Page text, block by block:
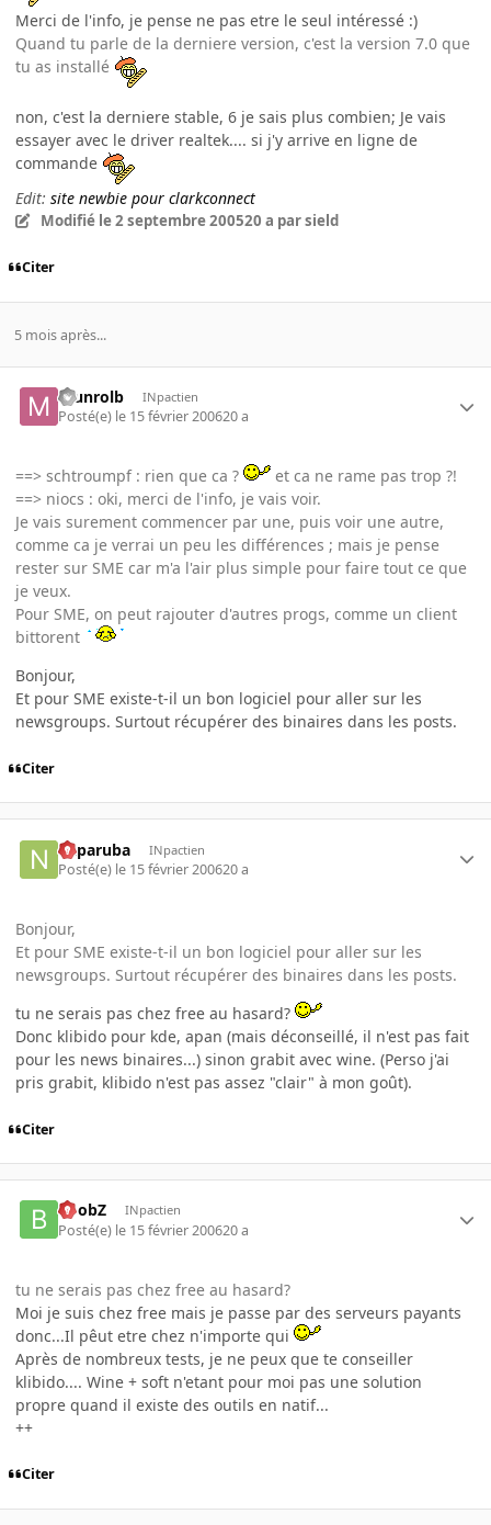
Merci de l'info, je pense ne pas etre le seul intéressé :)
Quand tu parle de la derniere version, c'est la version 7.0 que
tu as installé
non, c'est la derniere stable, 6 je sais plus combien; Je vais
essayer avec le driver realtek.... si j'y arrive en ligne de
commande
Edit: site newbie pour clarkconnect
Modifié le 2 septembre 200520 a par sield
Citer
5 mois après...
munrolb INpactien
Posté(e) le 15 février 200620 a
==> schtroumpf : rien que ca ?
et ca ne rame pas trop ?!
==> niocs : oki, merci de l'info, je vais voir.
Je vais surement commencer par une, puis voir une autre,
comme ca je verrai un peu les différences ; mais je pense
rester sur SME car m'a l'air plus simple pour faire tout ce que
je veux.
Pour SME, on peut rajouter d'autres progs, comme un client
bittorent
Bonjour,
Et pour SME existe-t-il un bon logiciel pour aller sur les
newsgroups. Surtout récupérer des binaires dans les posts.
Citer
naparuba INpactien
Posté(e) le 15 février 200620 a
Bonjour,
Et pour SME existe-t-il un bon logiciel pour aller sur les
newsgroups. Surtout récupérer des binaires dans les posts.
tu ne serais pas chez free au hasard?
Donc klibido pour kde, apan (mais déconseillé, il n'est pas fait
pour les news binaires...) sinon grabit avec wine. (Perso j'ai
pris grabit, klibido n'est pas assez "clair" à mon goût).
Citer
BoobZ INpactien
Posté(e) le 15 février 200620 a
tu ne serais pas chez free au hasard?
Moi je suis chez free mais je passe par des serveurs payants
donc...Il pêut etre chez n'importe qui
Après de nombreux tests, je ne peux que te conseiller
klibido.... Wine + soft n'etant pour moi pas une solution
propre quand il existe des outils en natif...
++
Citer